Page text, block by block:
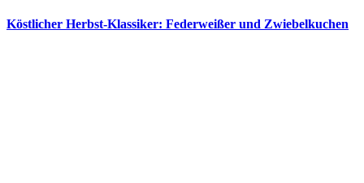
Köstlicher Herbst-Klassiker: Federweißer und Zwiebelkuchen